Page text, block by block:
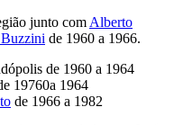
junto com Alberto
de 1960 a 1966.
de 1960 a 1964
19760a 1964
de 1966 a 1982